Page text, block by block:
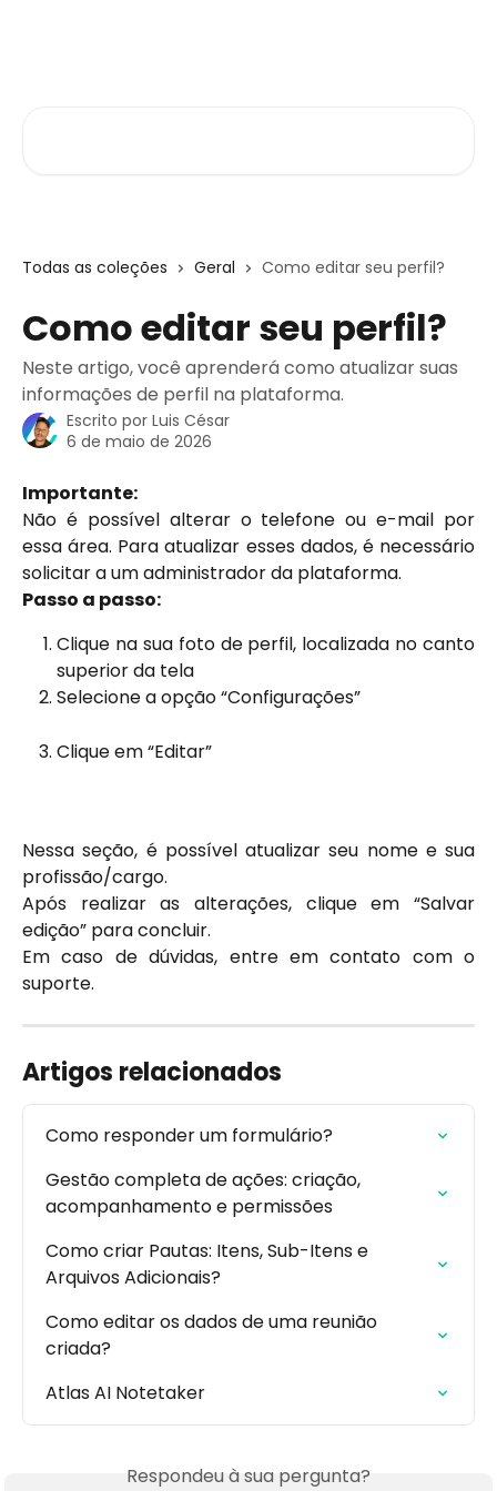
Todas as coleções Geral Como editar seu perfil?
Como editar seu perfil?
Neste artigo, você aprenderá como atualizar suas
informações de perfil na plataforma.
Escrito por Luis César
6 de maio de 2026
Importante:
Não é possível alterar o telefone ou e-mail por
essa área. Para atualizar esses dados, é necessário
solicitar a um administrador da plataforma.
Passo a passo:
Clique na sua foto de perfil, localizada no canto
superior da tela
Selecione a opção “Configurações”
Clique em “Editar”
Nessa seção, é possível atualizar seu nome e sua
profissão/cargo.
Após realizar as alterações, clique em “Salvar
edição” para concluir.
Em caso de dúvidas, entre em contato com o
suporte.
Artigos relacionados
Como responder um formulário?
Gestão completa de ações: criação,
acompanhamento e permissões
Como criar Pautas: Itens, Sub-Itens e
Arquivos Adicionais?
Como editar os dados de uma reunião
criada?
Atlas AI Notetaker
Respondeu à sua pergunta?